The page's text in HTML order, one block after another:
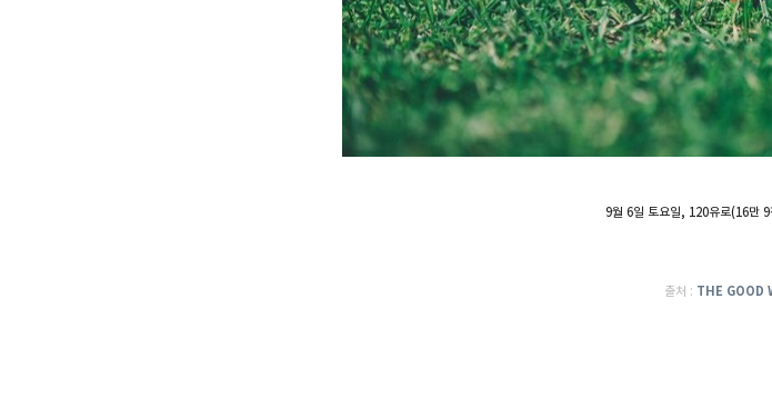
9월 6일 토요일, 120유로(16만
출처 : THE GOOD